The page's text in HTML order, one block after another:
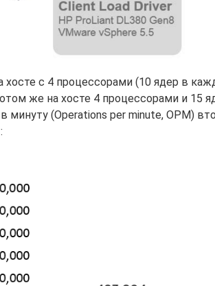
хосте с 4 процессорами (10 ядер в
же на хосте 4 процессорами и 15
минуту (Operations per minute, OPM)